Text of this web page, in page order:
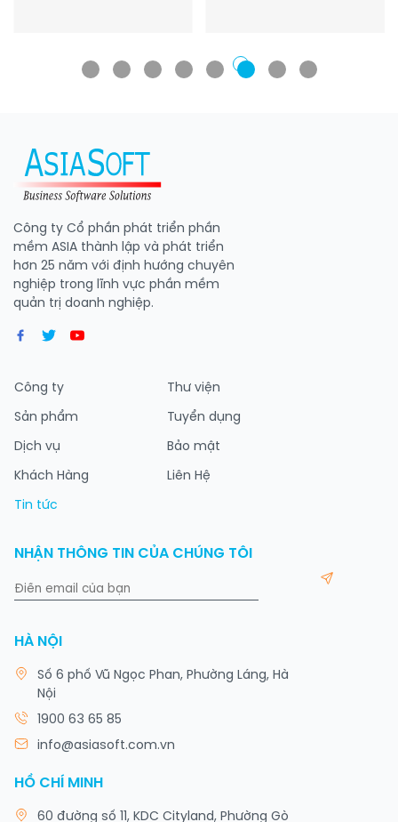
Công ty Cổ phần phát triển phần
mềm ASIA thành lập và phát triển
hơn 25 năm với định hướng chuyên
nghiệp trong lĩnh vực phần mềm
quản trị doanh nghiệp.
Công ty
Sản phẩm
Dịch vụ
Khách Hàng
Tin tức
Thư viện
Tuyển dụng
Bảo mật
Liên Hệ
NHẬN THÔNG TIN CỦA CHÚNG TÔI
HÀ NỘI
Số 6 phố Vũ Ngọc Phan, Phường Láng, Hà
Nội
1900 63 65 85
info@asiasoft.com.vn
HỒ CHÍ MINH
60 đường số 11, KDC Cityland, Phường Gò